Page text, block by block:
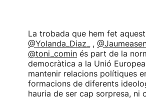
La trobada que hem fet
@Yolanda_Diaz_
,
@toni_comin és part de la
democràtica a la Unió
mantenir relacions polítiques
formacions de diferents
hauria de ser cap sorpresa, ni